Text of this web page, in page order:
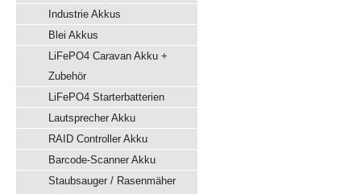
Industrie Akkus
Blei Akkus
LiFePO4 Caravan Akku +
Zubehör
LiFePO4 Starterbatterien
Lautsprecher Akku
RAID Controller Akku
Barcode-Scanner Akku
Staubsauger / Rasenmäher